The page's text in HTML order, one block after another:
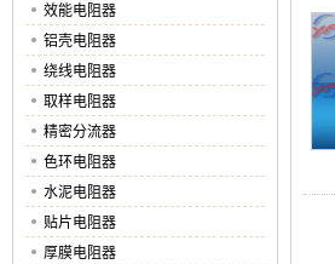
效能电阻器
铝壳电阻器
绕线电阻器
取样电阻器
精密分流器
色环电阻器
水泥电阻器
贴片电阻器
厚膜电阻器